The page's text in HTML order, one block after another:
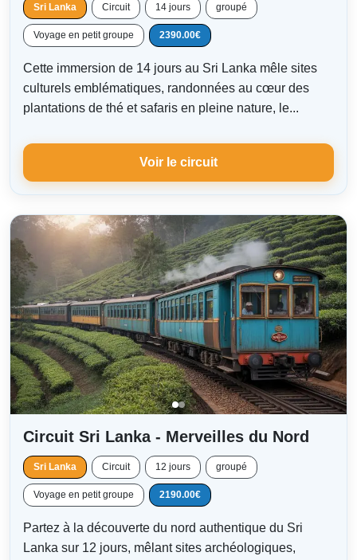
Sri Lanka Circuit 14 jours groupé
Voyage en petit groupe 2390.00€
Cette immersion de 14 jours au Sri Lanka mêle sites
culturels emblématiques, randonnées au cœur des
plantations de thé et safaris en pleine nature, le...
Voir le circuit
Circuit Sri Lanka - Merveilles du Nord
Sri Lanka Circuit 12 jours groupé
Voyage en petit groupe 2190.00€
Partez à la découverte du nord authentique du Sri
Lanka sur 12 jours, mêlant sites archéologiques,